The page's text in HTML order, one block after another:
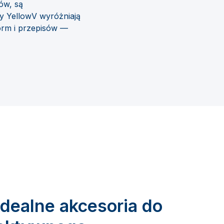
są
YellowV wyróżniają
i przepisów —
akcesoria do